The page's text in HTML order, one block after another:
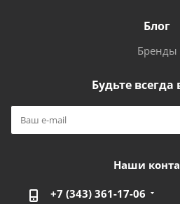
Блог
Бренды
Будьте всегда
Наши
+7 (343) 361-17-06